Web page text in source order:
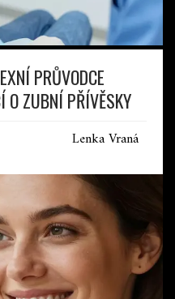
PRŮVODCE
O ZUBNÍ PŘÍVĚSKY
Lenka Vraná